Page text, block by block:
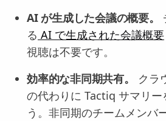
AI が生成した会議の概要。
る AI で生成された会議概要
視聴は不要です。
効率的な非同期共有。
クラ
の代わりに Tactiq サマリー
う。非同期のチームメンバ